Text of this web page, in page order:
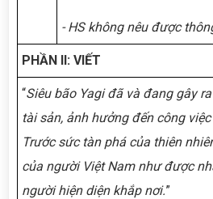
- HS không nêu được
PHẦN II: VIẾT
“Siêu bão Yagi đã và đang gây
tài sản, ảnh hưởng đến công
Trước sức tàn phá của thiên
của người Việt Nam như được
người hiện diện khắp nơi.”